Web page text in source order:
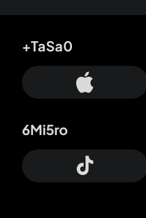
+TaSa0
6Mi5ro